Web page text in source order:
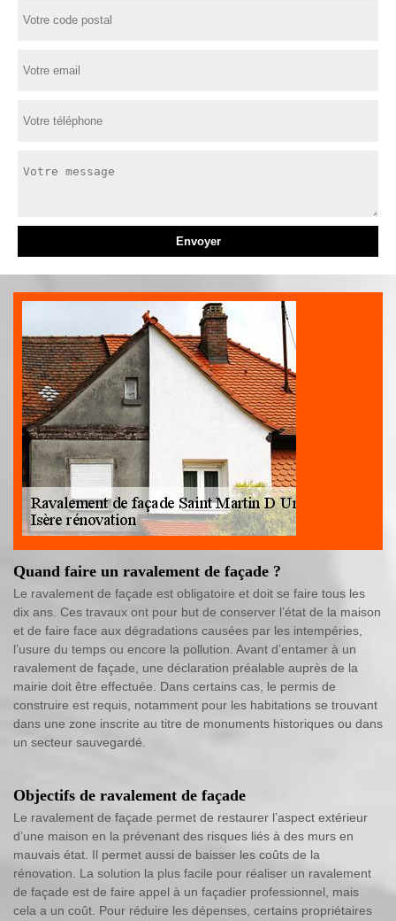
Quand faire un ravalement de façade ?
Le ravalement de façade est obligatoire et doit se faire tous les
dix ans. Ces travaux ont pour but de conserver l’état de la maison
et de faire face aux dégradations causées par les intempéries,
l’usure du temps ou encore la pollution. Avant d’entamer à un
ravalement de façade, une déclaration préalable auprès de la
mairie doit être effectuée. Dans certains cas, le permis de
construire est requis, notamment pour les habitations se trouvant
dans une zone inscrite au titre de monuments historiques ou dans
un secteur sauvegardé.
Objectifs de ravalement de façade
Le ravalement de façade permet de restaurer l’aspect extérieur
d’une maison en la prévenant des risques liés à des murs en
mauvais état. Il permet aussi de baisser les coûts de la
rénovation. La solution la plus facile pour réaliser un ravalement
de façade est de faire appel à un façadier professionnel, mais
cela a un coût. Pour réduire les dépenses, certains propriétaires